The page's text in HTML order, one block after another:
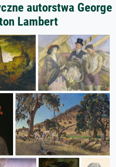
autorstwa George
Lambert